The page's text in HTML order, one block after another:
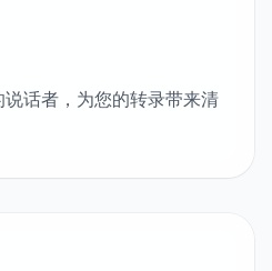
话者，为您的转录带来清